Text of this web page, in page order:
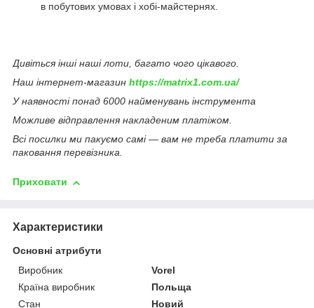
в побутових умовах і хобі-майстернях.
Дивіться інші наші лоти, багато чого цікавого.
Наш інтернет-магазин https://matrix1.com.ua/
У наявності понад 6000 найменувань інструмента
Можливе відправлення накладеним платіжом.
Всі посилки ми пакуємо самі — вам не треба платити за
паковання перевізника.
Приховати
Характеристики
Основні атрибути
Виробник
Vorel
Країна виробник
Польща
Стан
Новий